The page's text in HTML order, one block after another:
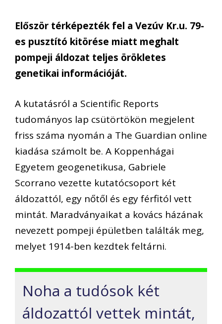
Először térképezték fel a Vezúv Kr.u. 79-
es pusztító kitörése miatt meghalt
pompeji áldozat teljes örökletes
genetikai információját.
A kutatásról a Scientific Reports
tudományos lap csütörtökön megjelent
friss száma nyomán a The Guardian online
kiadása számolt be. A Koppenhágai
Egyetem geogenetikusa, Gabriele
Scorrano vezette kutatócsoport két
áldozattól, egy nőtől és egy férfitól vett
mintát. Maradványaikat a kovács házának
nevezett pompeji épületben találták meg,
melyet 1914-ben kezdtek feltárni.
Noha a tudósok két
áldozattól vettek mintát,